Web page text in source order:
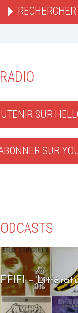
RECHERCHER
SUR
SUR
– Seven